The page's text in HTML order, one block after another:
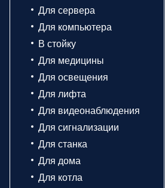
Для сервера
Для компьютера
В стойку
Для медицины
Для освещения
Для лифта
Для видеонаблюдения
Для сигнализации
Для станка
Для дома
Для котла